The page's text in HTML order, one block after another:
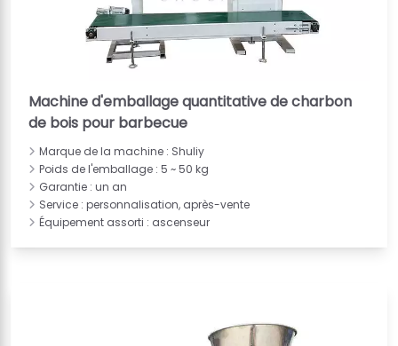
Machine d'emballage quantitative de charbon
de bois pour barbecue
Marque de la machine : Shuliy
Poids de l'emballage : 5 ~ 50 kg
Garantie : un an
Service : personnalisation, après-vente
Équipement assorti : ascenseur